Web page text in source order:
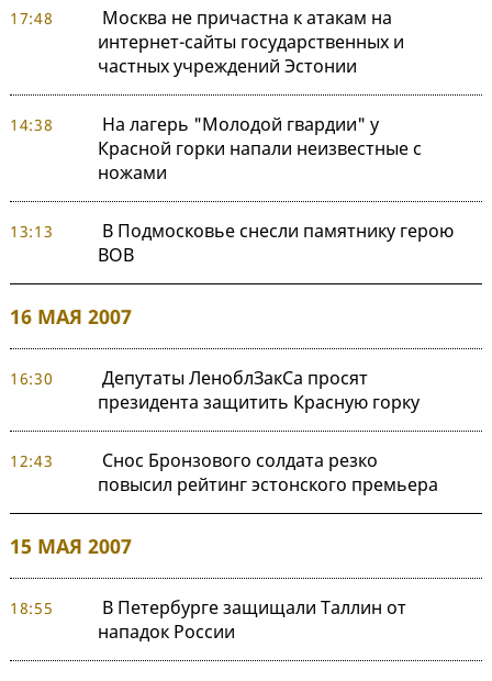
17:48
Москва не причастна к атакам на
интернет-сайты государственных и
частных учреждений Эстонии
14:38
На лагерь "Молодой гвардии" у
Красной горки напали неизвестные с
ножами
13:13
В Подмосковье снесли памятнику герою
ВОВ
16 МАЯ 2007
16:30
Депутаты ЛеноблЗакСа просят
президента защитить Красную горку
12:43
Снос Бронзового солдата резко
повысил рейтинг эстонского премьера
15 МАЯ 2007
18:55
В Петербурге защищали Таллин от
нападок России